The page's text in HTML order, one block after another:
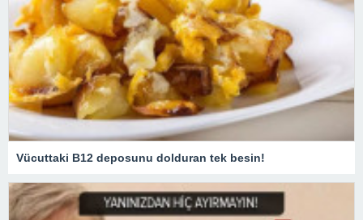
Vücuttaki B12 deposunu dolduran tek besin!